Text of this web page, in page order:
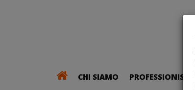
CHI SIAMO PROFESSIONISTI